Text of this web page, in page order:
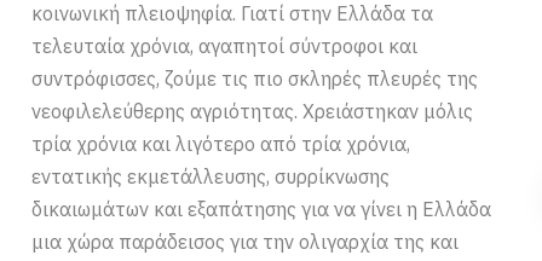
κοινωνική πλειοψηφία. Γιατί στην Ελλάδα τα
τελευταία χρόνια, αγαπητοί σύντροφοι και
συντρόφισσες, ζούμε τις πιο σκληρές πλευρές της
νεοφιλελεύθερης αγριότητας. Χρειάστηκαν μόλις
τρία χρόνια και λιγότερο από τρία χρόνια,
εντατικής εκμετάλλευσης, συρρίκνωσης
δικαιωμάτων και εξαπάτησης για να γίνει η Ελλάδα
μια χώρα παράδεισος για την ολιγαρχία της και